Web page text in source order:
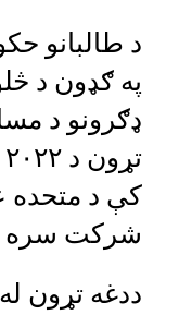
د طالبانو
په ګډون د
ډګرونو د
کې د متحده
شرکت سره
ددغه تړون